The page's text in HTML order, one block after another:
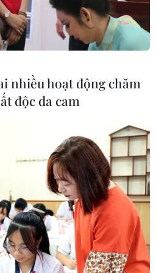
Ireland. (Ảnh: AFP/TTXVN)
phiên 15/3 tại Sàn giao
giảm, trong bối cảnh
4/2024 giảm 6 USD,
USD/ounce.
nhiều hoạt động chăm
độc da cam